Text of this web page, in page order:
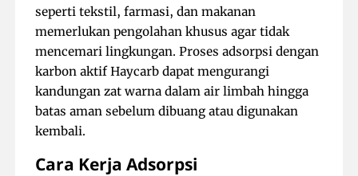
seperti tekstil, farmasi, dan makanan
memerlukan pengolahan khusus agar tidak
mencemari lingkungan. Proses adsorpsi dengan
karbon aktif Haycarb dapat mengurangi
kandungan zat warna dalam air limbah hingga
batas aman sebelum dibuang atau digunakan
kembali.
Cara Kerja Adsorpsi